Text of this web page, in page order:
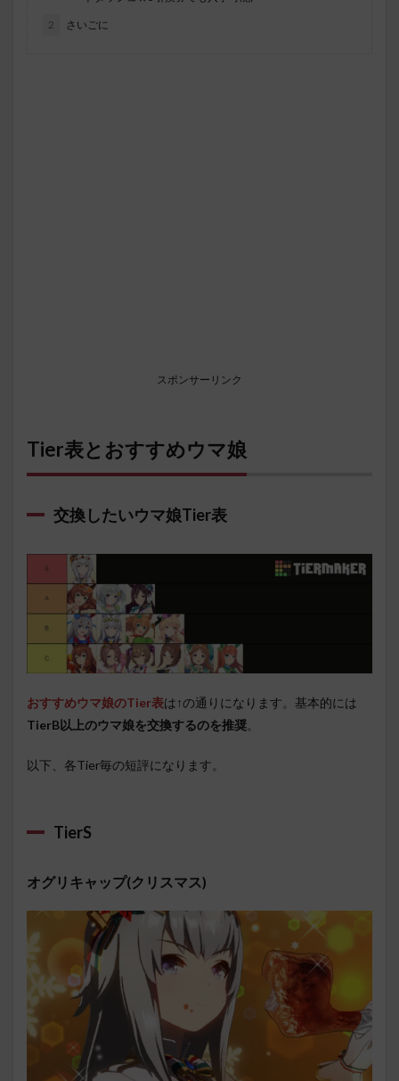
2 さいごに
スポンサーリンク
Tier表とおすすめウマ娘
交換したいウマ娘Tier表
おすすめウマ娘のTier表は↑の通りになります。基本的には
TierB以上のウマ娘を交換するのを推奨。
以下、各Tier毎の短評になります。
TierS
オグリキャップ(クリスマス)